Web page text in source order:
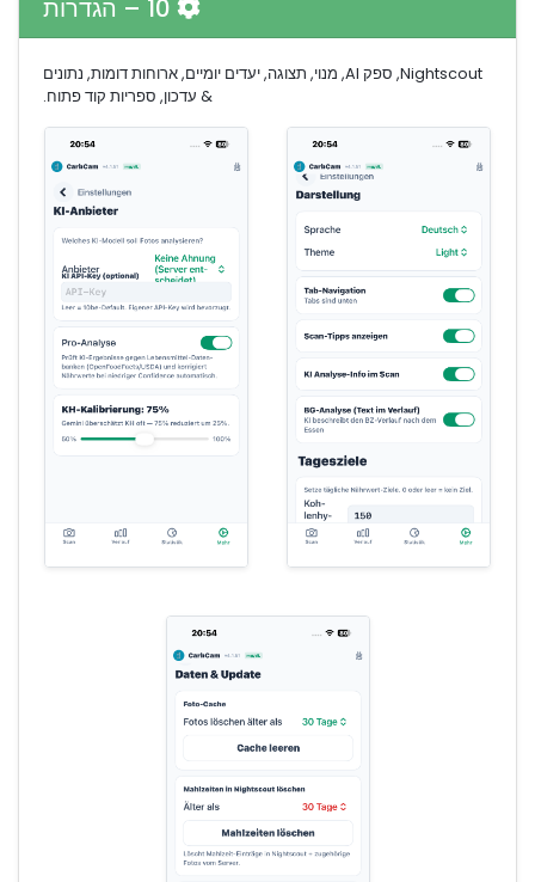
Nightscout, ספק AI, מנוי, תצוגה, יעדים יומיים, ארוחות דומות, נתונים
& עדכון, ספריות קוד פתוח.